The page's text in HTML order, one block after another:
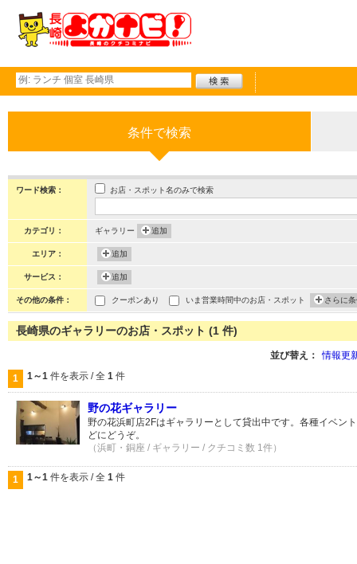
条件で検索
ワード検索： お店・スポット名のみで検索
カテゴリ： ギャラリー 追加
エリア： 追加
サービス： 追加
その他の条件： クーポンあり いま営業時間中のお店・スポット さらに
長崎県のギャラリーのお店・スポット (1 件)
並び替え： 情報更
1 1～1 件を表示 / 全 1 件
野の花ギャラリー
野の花浜町店2Fはギャラリーとして貸出中です。各種イベン
どにどうぞ。
（浜町・銅座 / ギャラリー / クチコミ数 1件）
1 1～1 件を表示 / 全 1 件